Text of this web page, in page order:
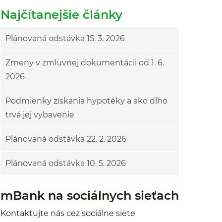
Najčítanejšie články
Plánovaná odstávka 15. 3. 2026
Zmeny v zmluvnej dokumentácii od 1. 6.
2026
Podmienky získania hypotéky a ako dlho
trvá jej vybavenie
Plánovaná odstávka 22. 2. 2026
Plánovaná odstávka 10. 5. 2026
mBank na sociálnych sieťach
Kontaktujte nás cez sociálne siete